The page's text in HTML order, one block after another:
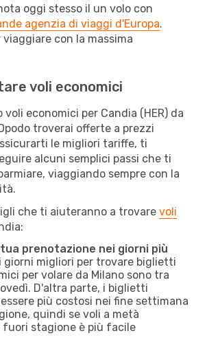
oggi stesso il un volo con
agenzia di viaggi d'Europa.
con la massima
voli economici
economici per Candia (HER) da
troverai offerte a prezzi
le migliori tariffe, ti
alcuni semplici passi che ti
viaggiando sempre con la
che ti aiuteranno a trovare voli
prenotazione nei giorni più
i giorni migliori per trovare biglietti
per volare da Milano sono tra
D'altra parte, i biglietti
più costosi nei fine settimana
quindi se voli a metà
fuori stagione è più facile